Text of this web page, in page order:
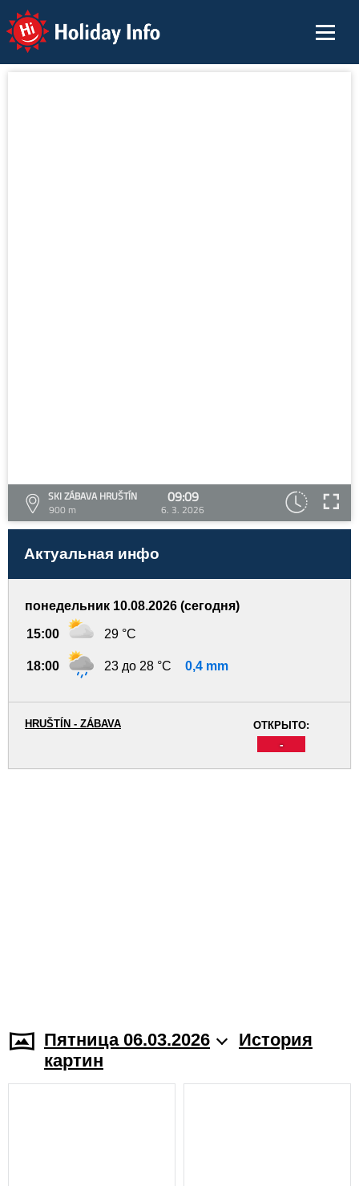
Holiday Info
SKI ZÁBAVA HRUŠTÍN
900 m
09:09
6. 3. 2026
Актуальная инфо
понедельник 10.08.2026 (сегодня)
15:00 29 °C
18:00 23 до 28 °C 0,4 mm
ОТКРЫТО:
-
HRUŠTÍN - ZÁBAVA
Пятница 06.03.2026
История
картин